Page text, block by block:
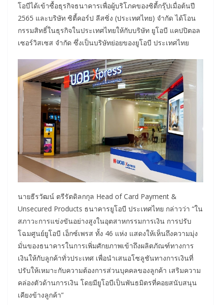
โอบีได้เข้าซื้อธุรกิจธนาคารเพื่อผู้บริโภคของซิตี้กรุ๊ปเมื่อต้นปี
2565 และบริษัท ซิตี้คอร์ป ลีสซิ่ง (ประเทศไทย) จำกัด ได้โอน
กรรมสิทธิ์ในธุรกิจในประเทศไทยให้กับบริษัท ยูโอบี แคปปิตอล
เซอร์วิสเซส จำกัด ซึ่งเป็นบริษัทย่อยของยูโอบี ประเทศไทย
นายธีรวัฒน์ ตรีรัตดิลกกุล Head of Card Payment &
Unsecured Products ธนาคารยูโอบี ประเทศไทย กล่าวว่า “ใน
สภาวะการแข่งขันอย่างสูงในอุตสาหกรรมการเงิน การปรับ
โฉมศูนย์ยูโอบี เอ็กซ์เพรส ทั้ง 46 แห่ง แสดงให้เห็นถึงความมุ่ง
มั่นของธนาคารในการเพิ่มศักยภาพเข้าถึงผลิตภัณฑ์ทางการ
เงินให้กับลูกค้าทั่วประเทศ เพื่อนำเสนอโซลูชันทางการเงินที่
ปรับให้เหมาะกับความต้องการส่วนบุคคลของลูกค้า เสริมความ
คล่องตัวด้านการเงิน โดยมียูโอบีเป็นพันธมิตรที่คอยสนับสนุน
เคียงข้างลูกค้า”